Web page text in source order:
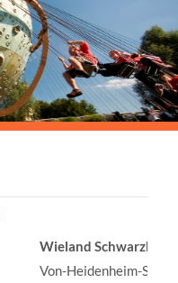
Wieland Schwarzkopf
Von-Heidenheim-Str.